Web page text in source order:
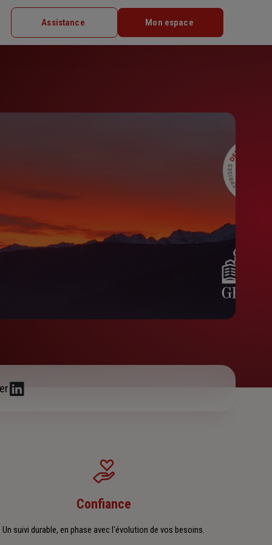
Assistance Mon espace
Confiance
Un suivi durable, en phase avec l'évolution de vos besoins.